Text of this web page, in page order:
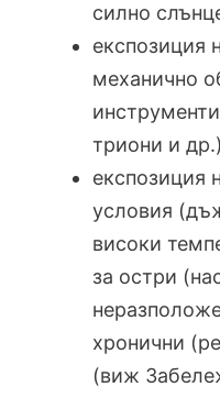
силно
експозиция
механично
триони и
експозиция
условия
високи
за остри
хронични
(виж